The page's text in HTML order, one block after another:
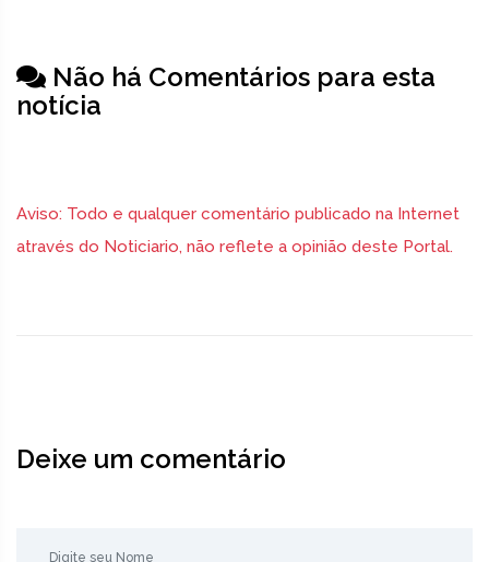
Não há Comentários para esta
notícia
Aviso: Todo e qualquer comentário publicado na Internet
através do Noticiario, não reflete a opinião deste Portal.
Deixe um comentário